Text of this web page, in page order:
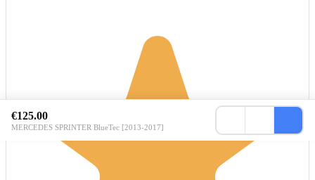
€125.00
MERCEDES SPRINTER BlueTec [2013-2017]